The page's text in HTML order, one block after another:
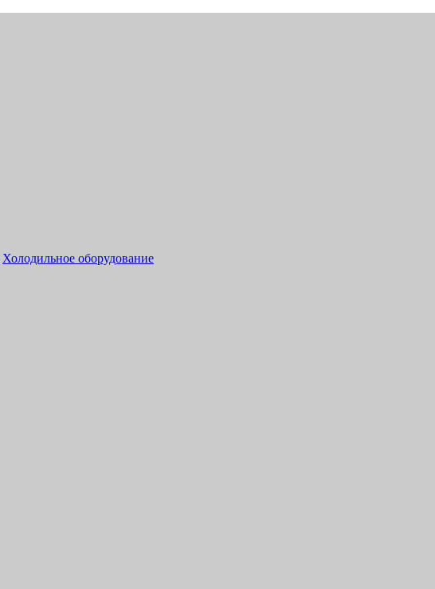
Холодильное оборудование